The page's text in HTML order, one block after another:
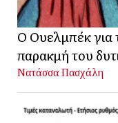
Ο Ουελμπέκ για
παρακμή του
Νατάσσα Πασχάλη